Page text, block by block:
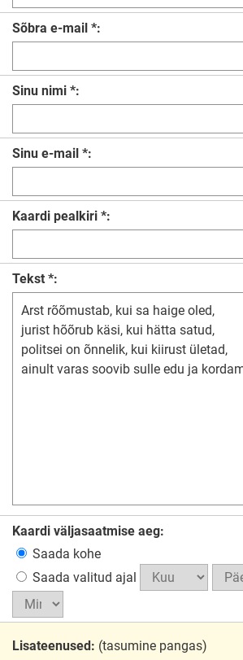
Sõbra e-mail *:
Sinu nimi *:
Sinu e-mail *:
Kaardi pealkiri *:
Tekst *:
Kaardi väljasaatmise aeg:
Saada kohe
Saada valitud ajal
Lisateenused: (tasumine pangas)